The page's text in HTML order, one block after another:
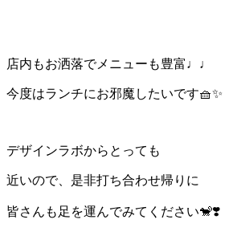
店内もお洒落でメニューも豊富♩♩
今度はランチにお邪魔したいです🧺✨
デザインラボからとっても
近いので、是非打ち合わせ帰りに
皆さんも足を運んでみてください🐒❣️